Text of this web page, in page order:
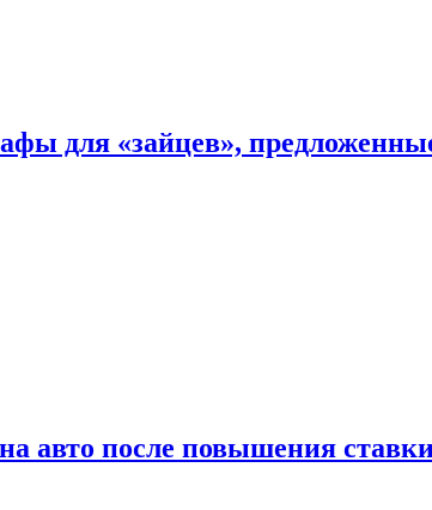
для «зайцев»,
авто после повышения